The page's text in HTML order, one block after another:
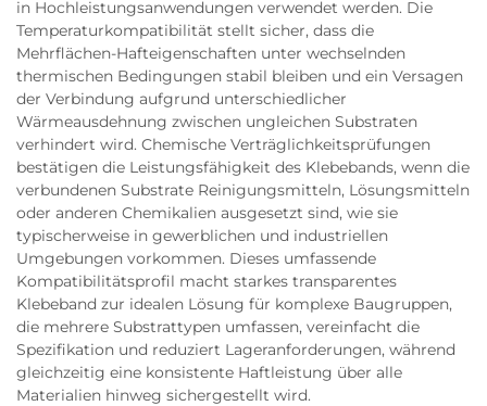
in Hochleistungsanwendungen verwendet werden. Die
Temperaturkompatibilität stellt sicher, dass die
Mehrflächen-Hafteigenschaften unter wechselnden
thermischen Bedingungen stabil bleiben und ein Versagen
der Verbindung aufgrund unterschiedlicher
Wärmeausdehnung zwischen ungleichen Substraten
verhindert wird. Chemische Verträglichkeitsprüfungen
bestätigen die Leistungsfähigkeit des Klebebands, wenn die
verbundenen Substrate Reinigungsmitteln, Lösungsmitteln
oder anderen Chemikalien ausgesetzt sind, wie sie
typischerweise in gewerblichen und industriellen
Umgebungen vorkommen. Dieses umfassende
Kompatibilitätsprofil macht starkes transparentes
Klebeband zur idealen Lösung für komplexe Baugruppen,
die mehrere Substrattypen umfassen, vereinfacht die
Spezifikation und reduziert Lageranforderungen, während
gleichzeitig eine konsistente Haftleistung über alle
Materialien hinweg sichergestellt wird.